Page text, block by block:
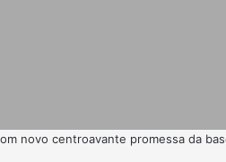
novo centroavante promessa da